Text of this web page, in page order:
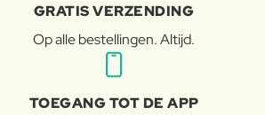
GRATIS VERZENDING
Op alle bestellingen. Altijd.
TOEGANG TOT DE APP